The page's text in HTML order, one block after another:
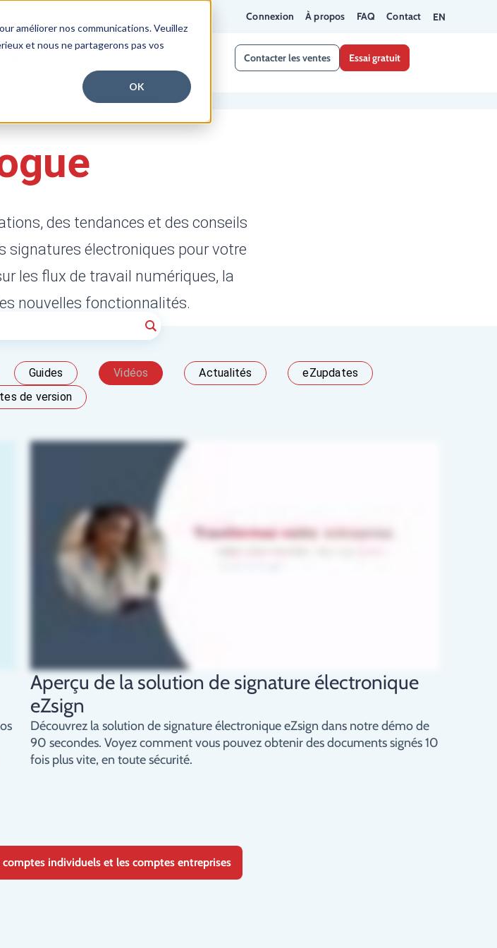
améliorer nos communications. Veuillez
et nous ne partagerons pas vos
OK
Connexion À propos FAQ Contact EN
Contacter les ventes Essai gratuit
Débuter l’essai gratuit
des tendances et des conseils
signatures électroniques pour votre
les flux de travail numériques, la
nouvelles fonctionnalités.
Guides Vidéos Actualités
eZupdates
de version
Aperçu de la solution de signature électronique
eZsign
Découvrez la solution de signature électronique eZsign dans notre démo de
90 secondes. Voyez comment vous pouvez obtenir des documents signés 10
fois plus vite, en toute sécurité.
individuels et les comptes entreprises